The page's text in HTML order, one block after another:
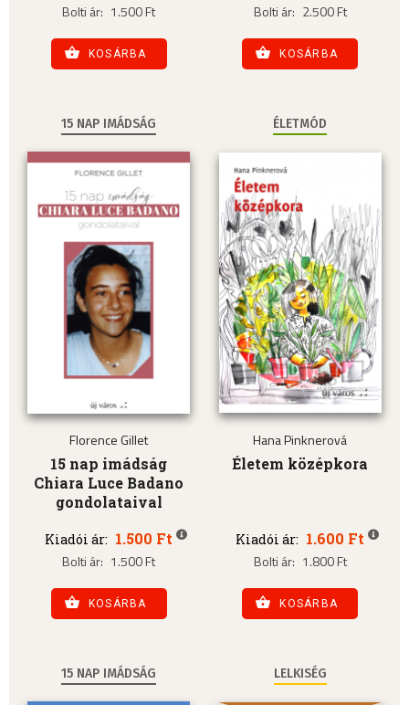
Bolti ár: 1.500 Ft
KOSÁRBA
Bolti ár: 2.500 Ft
KOSÁRBA
15 NAP IMÁDSÁG
Florence Gillet
15 nap imádság
Chiara Luce Badano
gondolataival
Kiadói ár: 1.500 Ft
Bolti ár: 1.500 Ft
KOSÁRBA
ÉLETMÓD
Hana Pinknerová
Életem középkora
Kiadói ár: 1.600 Ft
Bolti ár: 1.800 Ft
KOSÁRBA
15 NAP IMÁDSÁG LELKISÉG